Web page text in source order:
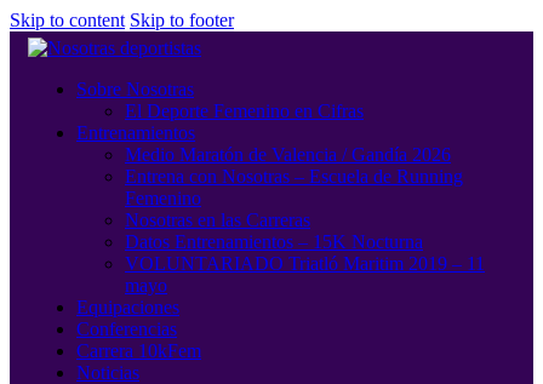
Skip to content Skip to footer
Sobre Nosotras
El Deporte Femenino en Cifras
Entrenamientos
Medio Maratón de Valencia / Gandía 2026
Entrena con Nosotras – Escuela de Running
Femenino
Nosotras en las Carreras
Datos Entrenamientos – 15K Nocturna
VOLUNTARIADO Triatló Maritim 2019 – 11
mayo
Equipaciones
Conferencias
Carrera 10kFem
Noticias